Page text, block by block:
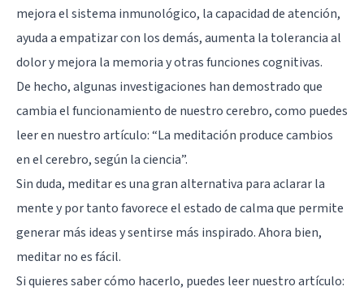
mejora el sistema inmunológico, la capacidad de atención,
ayuda a empatizar con los demás, aumenta la tolerancia al
dolor y mejora la memoria y otras funciones cognitivas.
De hecho, algunas investigaciones han demostrado que
cambia el funcionamiento de nuestro cerebro, como puedes
leer en nuestro artículo: “La meditación produce cambios
en el cerebro, según la ciencia”.
Sin duda, meditar es una gran alternativa para aclarar la
mente y por tanto favorece el estado de calma que permite
generar más ideas y sentirse más inspirado. Ahora bien,
meditar no es fácil.
Si quieres saber cómo hacerlo, puedes leer nuestro artículo: